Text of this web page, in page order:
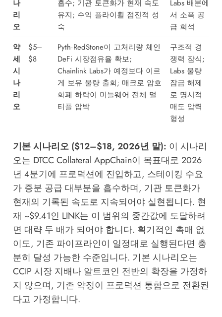
나
리
오
흡수; 기관 토큰화가 현재 속도
유지; 수익 플라이휠 점진적 성
숙
Labs 배분에
서 소폭 공
급 희석
약
세
시
나
리
오
$5–
$8
Pyth·RedStone이 고처리량 체인
DeFi 시장점유율 확보;
Chainlink Labs가 예정보다 이르
게 보유 물량 출회; 매크로 암호
화폐 하락이 미들웨어 전체 멀
티플 압박
구조적 경
쟁력 잠식;
Labs 물량
잠금 해제
로 명시적
매도 압력
형성
기본 시나리오 ($12–$18, 2026년 말): 이 시나리
오는 DTCC Collateral AppChain이 목표대로 2026
년 4분기에 프로덕션에 진입하고, 스테이킹 수요
가 증분 공급 대부분을 흡수하며, 기관 토큰화가
현재의 기록된 속도로 지속되어야 실현됩니다. 현
재 ~$9.41인 LINK는 이 범위의 중간값에 도달하려
면 대략 두 배가 되어야 합니다. 획기적인 촉매 없
이도, 기존 파이프라인이 일정대로 실행된다면 충
분히 달성 가능한 수준입니다. 기본 시나리오는
CCIP 시장 지배나 알트코인 전반의 확장을 가정하
지 않으며, 기존 약정이 프로덕션 통합으로 전환된
다고 가정합니다.